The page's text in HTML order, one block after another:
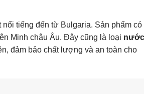
nổi tiếng đến từ Bulgaria. Sản phẩm có
Minh châu Âu. Đây cũng là loại nước
đảm bảo chất lượng và an toàn cho